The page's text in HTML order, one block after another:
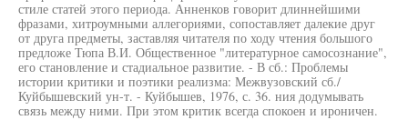
стиле статей этого периода. Анненков говорит длиннейшими
фразами, хитроумными аллегориями, сопоставляет далекие друг
от друга предметы, заставляя читателя по ходу чтения большого
предложе Тюпа В.И. Общественное "литературное самосознание",
его становление и стадиальное развитие. - В сб.: Проблемы
истории критики и поэтики реализма: Межвузовский сб./
Куйбышевский ун-т. - Куйбышев, 1976, с. 36. ния додумывать
связь между ними. При этом критик всегда спокоен и ироничен.